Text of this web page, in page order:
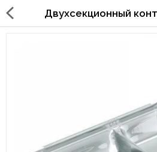
Двухсекционный
Стаканы, крышки, держатели,
трубочки